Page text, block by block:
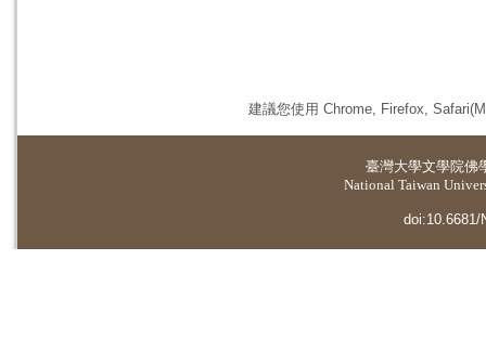
建議您使用 Chrome, Firefox,
臺灣大學文學院佛
National Taiwan
doi:10.6681/